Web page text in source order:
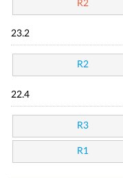
R2
23.2
R2
22.4
R3
R1